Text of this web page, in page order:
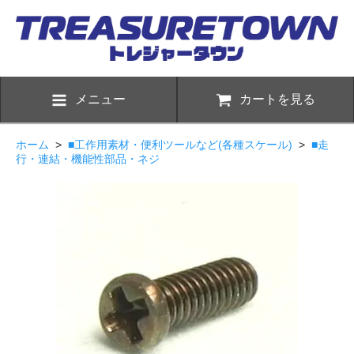
メニュー カートを見る
ホーム > ■工作用素材・便利ツールなど(各種スケール) > ■走
行・連結・機能性部品・ネジ